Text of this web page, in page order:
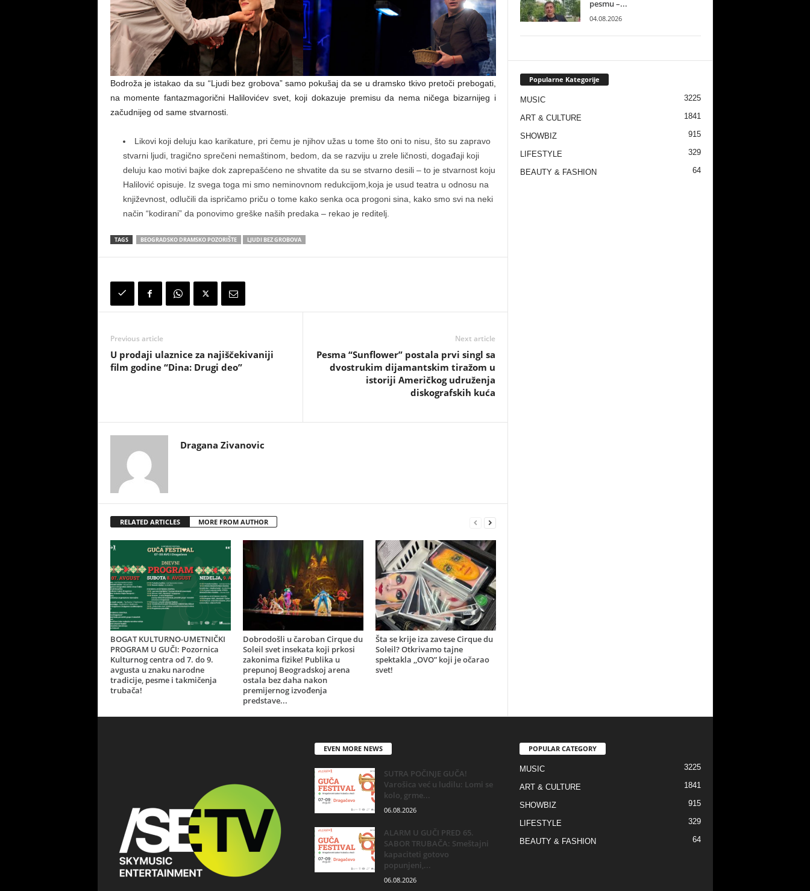
Bodroža je istakao da su “Ljudi bez grobova” samo pokušaj da se u dramsko tkivo pretoči prebogati,
na momente fantazmagorični Halilovićev svet, koji dokazuje premisu da nema ničega bizarnijeg i
začudnijeg od same stvarnosti.
Likovi koji deluju kao karikature, pri čemu je njihov užas u tome što oni to nisu, što su zapravo
stvarni ljudi, tragično sprečeni nemaštinom, bedom, da se razviju u zrele ličnosti, događaji koji
deluju kao motivi bajke dok zaprepašćeno ne shvatite da su se stvarno desili – to je stvarnost koju
Halilović opisuje. Iz svega toga mi smo neminovnom redukcijom,koja je usud teatra u odnosu na
književnost, odlučili da ispričamo priču o tome kako senka oca progoni sina, kako smo svi na neki
način “kodirani” da ponovimo greške naših predaka – rekao je reditelj.
TAGS BEOGRADSKO DRAMSKO POZORIŠTE LJUDI BEZ GROBOVA
Previous article
U prodaji ulaznice za najiščekivaniji
film godine “Dina: Drugi deo”
Next article
Pesma “Sunflower” postala prvi singl sa
dvostrukim dijamantskim tiražom u
istoriji Američkog udruženja
diskografskih kuća
Dragana Zivanovic
RELATED ARTICLES MORE FROM AUTHOR
BOGAT KULTURNO-UMETNIČKI
PROGRAM U GUČI: Pozornica
Kulturnog centra od 7. do 9.
avgusta u znaku narodne
tradicije, pesme i takmičenja
trubača!
Dobrodošli u čaroban Cirque du
Soleil svet insekata koji prkosi
zakonima fizike! Publika u
prepunoj Beogradskoj arena
ostala bez daha nakon
premijernog izvođenja
predstave...
Šta se krije iza zavese Cirque du
Soleil? Otkrivamo tajne
spektakla ,,OVO” koji je očarao
svet!
pesmu –...
04.08.2026
Popularne Kategorije
MUSIC 3225
ART & CULTURE 1841
SHOWBIZ 915
LIFESTYLE 329
BEAUTY & FASHION 64
EVEN MORE NEWS
SUTRA POČINJE GUČA!
Varošica već u ludilu: Lomi se
kolo, grme...
06.08.2026
ALARM U GUČI PRED 65.
SABOR TRUBAČA: Smeštajni
kapaciteti gotovo
popunjeni,...
06.08.2026
POPULAR CATEGORY
MUSIC 3225
ART & CULTURE 1841
SHOWBIZ 915
LIFESTYLE 329
BEAUTY & FASHION 64